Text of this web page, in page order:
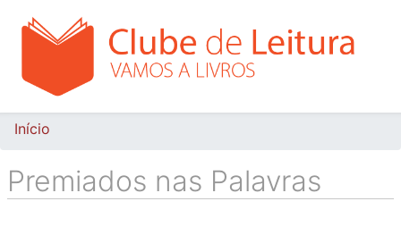
para
conteúdo
principal
Navegação estrutural
Início
Premiados nas Palavras